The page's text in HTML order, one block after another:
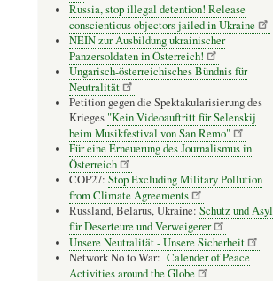
Russia, stop illegal detention! Release
conscientious objectors jailed in Ukraine
NEIN zur Ausbildung ukrainischer
Panzersoldaten in Österreich!
Ungarisch-österreichisches Bündnis für
Neutralität
Petition gegen die Spektakularisierung des
Krieges "Kein Videoauftritt für Selenskij
beim Musikfestival von San Remo"
Für eine Erneuerung des Journalismus in
Österreich
COP27: Stop Excluding Military Pollution
from Climate Agreements
Russland, Belarus, Ukraine: Schutz und Asyl
für Deserteure und Verweigerer
Unsere Neutralität - Unsere Sicherheit
Network No to War: Calender of Peace
Activities around the Globe